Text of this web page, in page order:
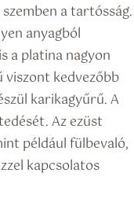
a tartósság.
anyagból
a platina nagyon
viszont kedvezőbb
karikagyűrű. A
Az ezüst
például fülbevaló,
kapcsolatos